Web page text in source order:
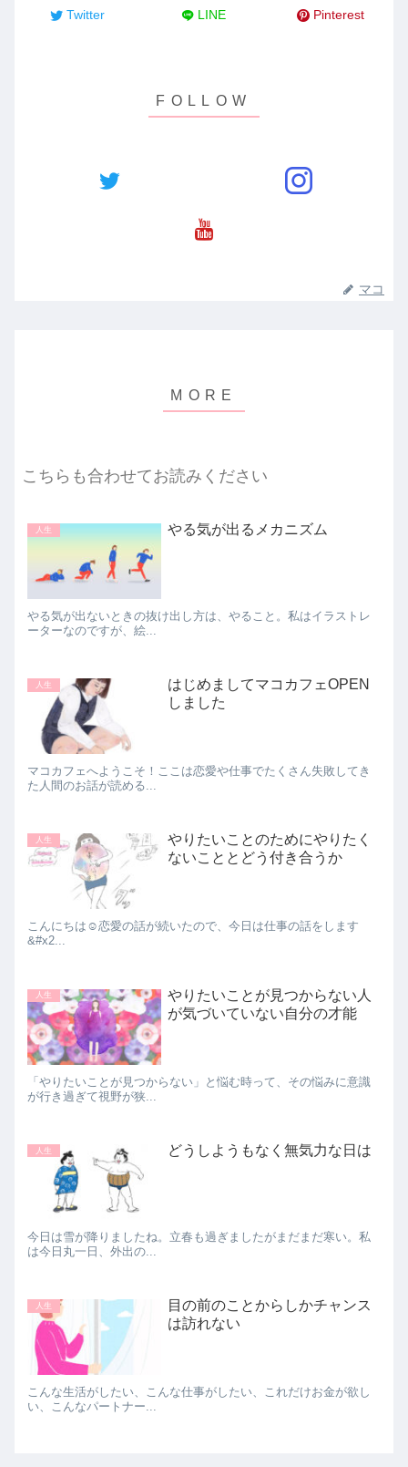
Twitter LINE Pinterest
マコ
こちらも合わせてお読みください
人生 やる気が出るメカニズム
やる気が出ないときの抜け出し方は、やること。私はイラストレ
ーターなのですが、絵...
人生
はじめましてマコカフェOPEN
しました
マコカフェへようこそ！ここは恋愛や仕事でたくさん失敗してき
た人間のお話が読める...
人生
やりたいことのためにやりたく
ないこととどう付き合うか
こんにちは☺恋愛の話が続いたので、今日は仕事の話をします
&#x2...
人生
やりたいことが見つからない人
が気づいていない自分の才能
「やりたいことが見つからない」と悩む時って、その悩みに意識
が行き過ぎて視野が狭...
人生 どうしようもなく無気力な日は
今日は雪が降りましたね。立春も過ぎましたがまだまだ寒い。私
は今日丸一日、外出の...
人生
目の前のことからしかチャンス
は訪れない
こんな生活がしたい、こんな仕事がしたい、これだけお金が欲し
い、こんなパートナー...